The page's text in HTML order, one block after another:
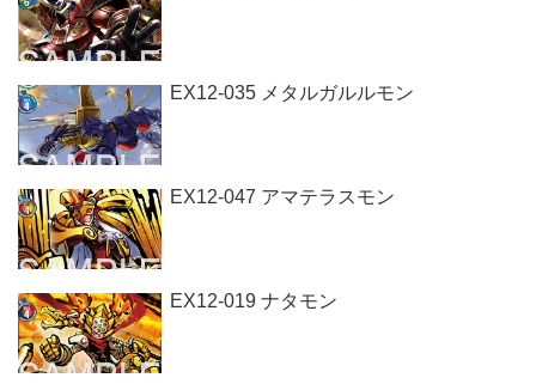
EX12-035 メタルガルルモン
EX12-047 アマテラスモン
EX12-019 ナタモン